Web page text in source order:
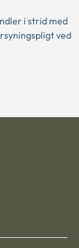
i strid med
ved